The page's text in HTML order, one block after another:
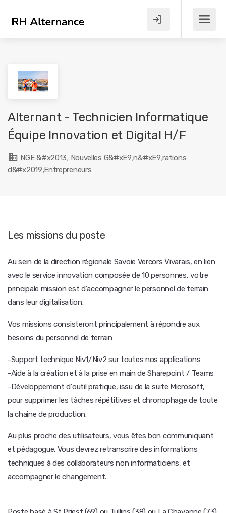
Alternant - Technicien Informatique
Équipe Innovation et Digital H/F
NGE &#x2013; Nouvelles G&#xE9;n&#xE9;rations
d&#x2019;Entrepreneurs
Les missions du poste
Au sein de la direction régionale Savoie Vercors Vivarais, en lien
avec le service innovation composée de 10 personnes, votre
principale mission est d'accompagner le personnel de terrain
dans leur digitalisation.
Vos missions consisteront principalement à répondre aux
besoins du personnel de terrain :
-Support technique Niv1/Niv2 sur toutes nos applications
-Aide à la création et à la prise en main de Sharepoint / Teams
-Développement d'outil pratique, issu de la suite Microsoft,
pour supprimer les tâches répétitives et chronophage de toute
la chaine de production.
Au plus proche des utilisateurs, vous êtes bon communiquant
et pédagogue. Vous devrez retranscrire des informations
techniques à des collaborateurs non informaticiens, et
accompagner le changement.